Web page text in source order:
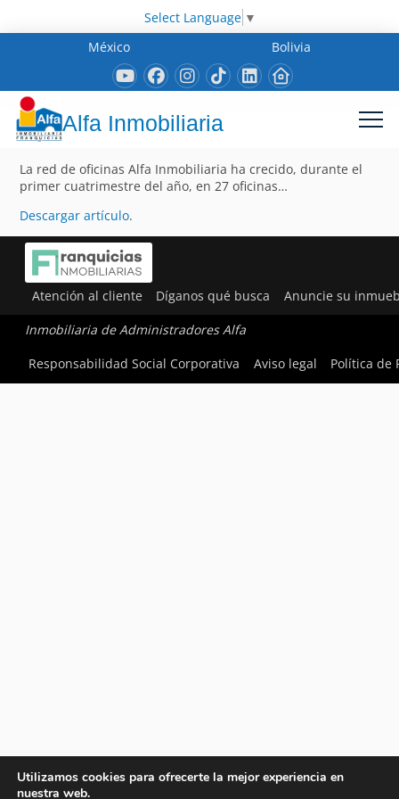
Select Language ▼
México
Bolivia
Alfa Inmobiliaria
La red de oficinas Alfa Inmobiliaria ha crecido, durante el
primer cuatrimestre del año, en 27 oficinas…
Descargar artículo.
Atención al cliente Díganos qué busca Anuncie su
Inmobiliaria de Administradores Alfa
Responsabilidad Social Corporativa
Aviso legal Política de
Utilizamos cookies para ofrecerte la mejor experiencia en
nuestra web.